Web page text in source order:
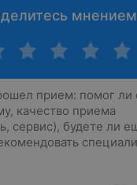
мнением